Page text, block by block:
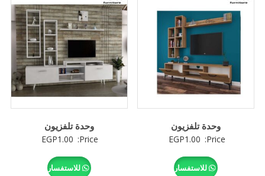
وحدة تلفزيون
Price:
EGP1.00
للاستفسار
وحدة تلفزيون
Price:
EGP1.00
للاستفسار